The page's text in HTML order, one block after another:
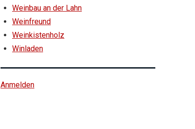
Weinbau an der Lahn
Weinfreund
Weinkistenholz
Winladen
Anmelden